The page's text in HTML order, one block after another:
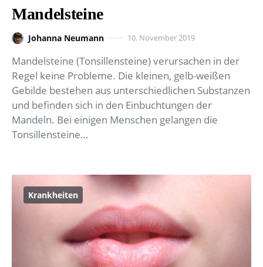
Mandelsteine
Johanna Neumann 10. November 2019
Mandelsteine (Tonsillensteine) verursachen in der
Regel keine Probleme. Die kleinen, gelb-weißen
Gebilde bestehen aus unterschiedlichen Substanzen
und befinden sich in den Einbuchtungen der
Mandeln. Bei einigen Menschen gelangen die
Tonsillensteine…
Krankheiten